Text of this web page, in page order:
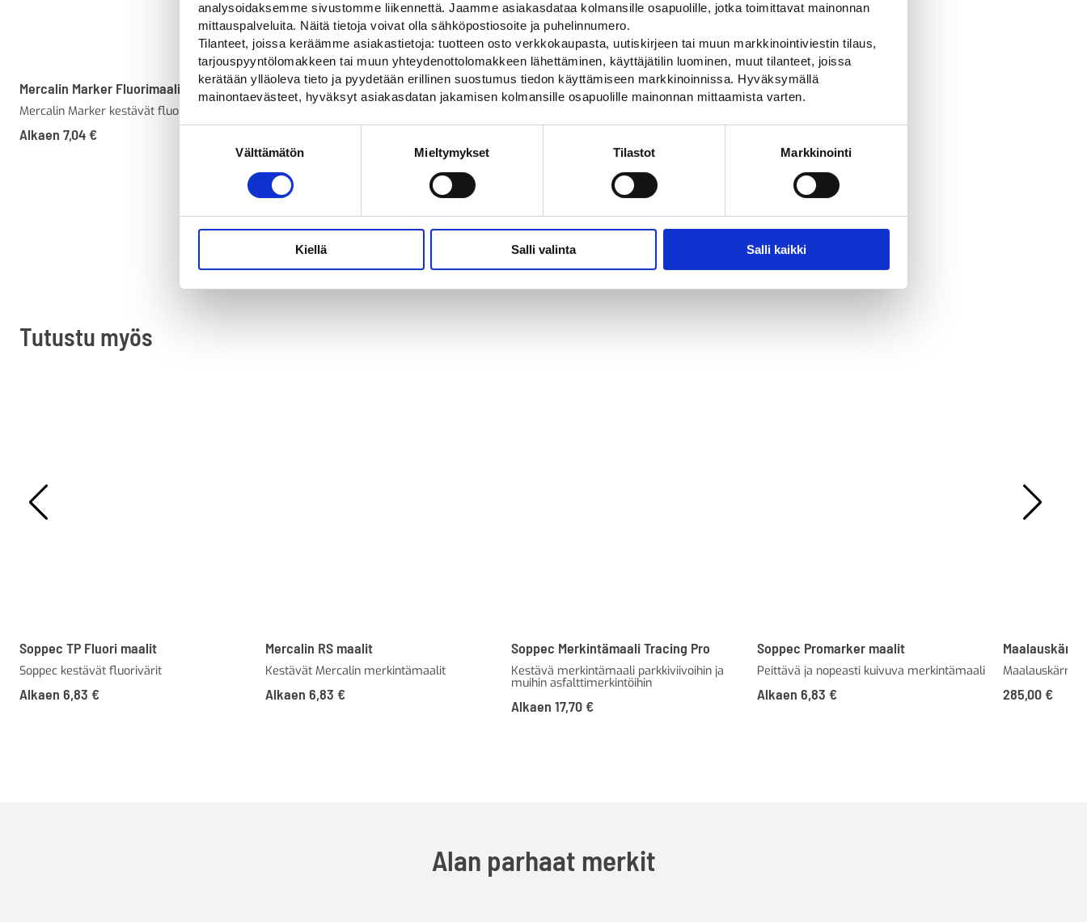
analysoidaksemme sivustomme liikennettä. Jaamme asiakasdataa kolmansille osapuolille, jotka toimittavat mainonnan
mittauspalveluita. Näitä tietoja voivat olla sähköpostiosoite ja puhelinnumero.
Tilanteet, joissa keräämme asiakastietoja: tuotteen osto verkkokaupasta, uutiskirjeen tai muun markkinointiviestin tilaus,
tarjouspyyntölomakkeen tai muun yhteydenottolomakkeen lähettäminen, käyttäjätilin luominen, muut tilanteet, joissa
kerätään ylläoleva tieto ja pyydetään erillinen suostumus tiedon käyttämiseen markkinoinnissa. Hyväksymällä
mainontaevästeet, hyväksyt asiakasdatan jakamisen kolmansille osapuolille mainonnan mittaamista varten.
Välttämätön Mieltymykset Tilastot Markkinointi
Kiellä Salli valinta Salli kaikki
Mercalin Marker Fluorimaalit
Mercalin Marker kestävät fluorimaalit
Alkaen 7,04 €
Merkintäkahva
merkintäkahva
95,00€
Merkintäpistooli
Tutustu myös
Soppec TP Fluori maalit
Soppec kestävät fluorivärit
Alkaen 6,83 €
Mercalin RS maalit
Kestävät Mercalin merkintämaalit
Alkaen 6,83 €
Soppec Merkintämaali Tracing Pro
Kestävä merkintämaali parkkiviivoihin ja
muihin asfalttimerkintöihin
Alkaen 17,70 €
Soppec Promarker maalit
Peittävä ja nopeasti kuivuva merkintämaali
Alkaen 6,83 €
Maalauskärry
Maalauskärry
285,00 €
Alan parhaat merkit